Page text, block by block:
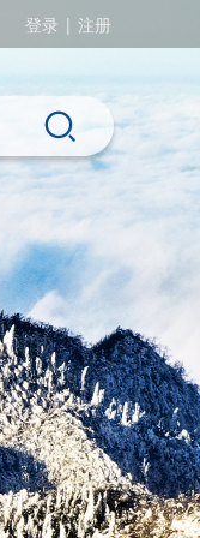
登录 | 注册